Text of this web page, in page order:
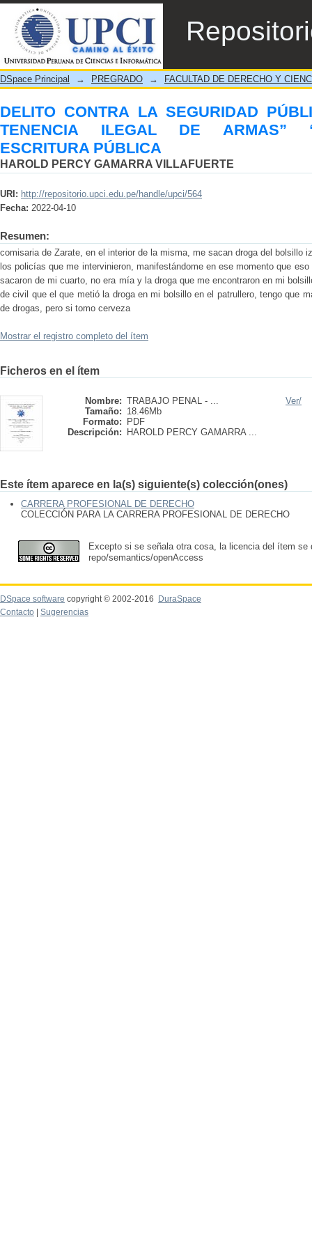
DELITO CONTRA LA SEGURIDAD
“OTORGAMIENTO DE ESCRITURA
DSpace Principal → PREGRADO → FACULTAD DE DERECHO Y
DELITO CONTRA LA SEGURIDAD
TENENCIA ILEGAL DE ARMAS”
ESCRITURA PÚBLICA
HAROLD PERCY GAMARRA VILLAFUERTE
URI: http://repositorio.upci.edu.pe/handle/upci/564
Fecha: 2022-04-10
Resumen:
comisaria de Zarate, en el interior de la misma, me sacan droga del bolsillo
los policías que me intervinieron, manifestándome en ese momento que
sacaron de mi cuarto, no era mía y la droga que me encontraron en mi
de civil que el que metió la droga en mi bolsillo en el patrullero, tengo que
de drogas, pero si tomo cerveza
Mostrar el registro completo del ítem
Ficheros en el ítem
Nombre: TRABAJO PENAL - ...
Tamaño: 18.46Mb
Formato:
PDF
Descripción:
HAROLD PERCY GAMARRA ...
Ver/
Este ítem aparece en la(s) siguiente(s) colección(ones)
CARRERA PROFESIONAL DE DERECHO
COLECCIÓN PARA LA CARRERA PROFESIONAL DE DERECHO
Excepto si se señala otra cosa, la licencia del ítem se
repo/semantics/openAccess
DSpace software copyright © 2002-2016
DuraSpace
Contacto
Sugerencias